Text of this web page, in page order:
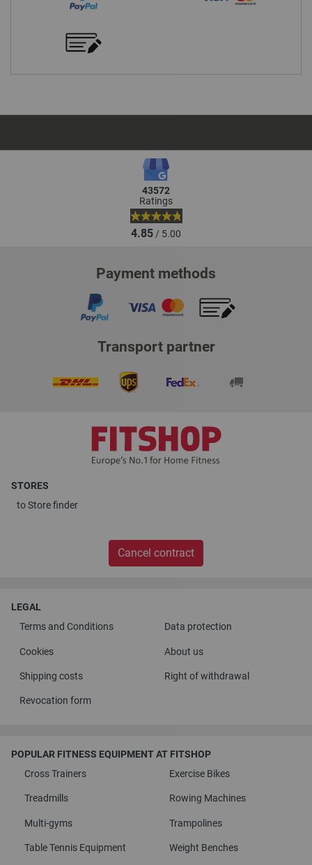
43572
Ratings
4.85/ 5.00
Payment methods
Transport partner
STORES
toStore finder
Cancel contract
LEGAL
Terms and Conditions
Data protection
Cookies About us
Shipping costs Right of withdrawal
Revocation form
POPULAR FITNESS EQUIPMENT AT FITSHOP
Cross Trainers
Exercise Bikes
Treadmills Rowing Machines
Multi-gyms Trampolines
Table Tennis Equipment Weight Benches